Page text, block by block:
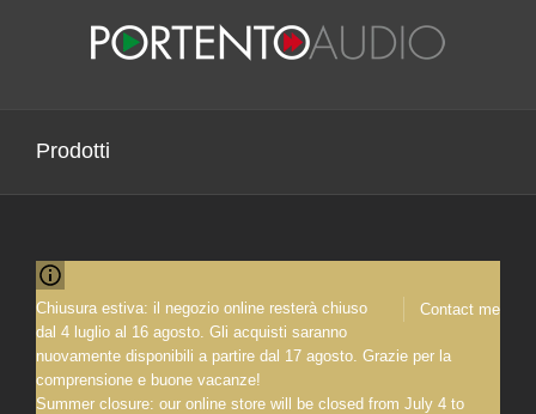
Prodotti
Contact me
Chiusura estiva: il negozio online resterà chiuso
dal 4 luglio al 16 agosto. Gli acquisti saranno
nuovamente disponibili a partire dal 17 agosto. Grazie per la
comprensione e buone vacanze!
Summer closure: our online store will be closed from July 4 to